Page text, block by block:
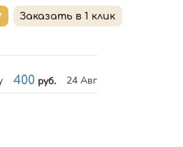
400 руб.
24 Авг